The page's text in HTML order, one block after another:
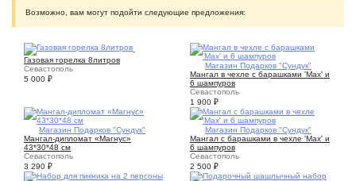
Возможно, вам могут подойти следующие предложения:
Газовая горелка 8литров
Севастополь
5 000 ₽
Магазин Подарков "Сундук"
Мангал в чехле с барашками 'Max' и
6 шампуров
Севастополь
1 900 ₽
Магазин Подарков "Сундук"
Мангал-дипломат «Магнус»
43*30*48 см
Севастополь
3 290 ₽
Магазин Подарков "Сундук"
Мангал с барашками в чехле 'Max' и
6 шампуров
Севастополь
2 500 ₽